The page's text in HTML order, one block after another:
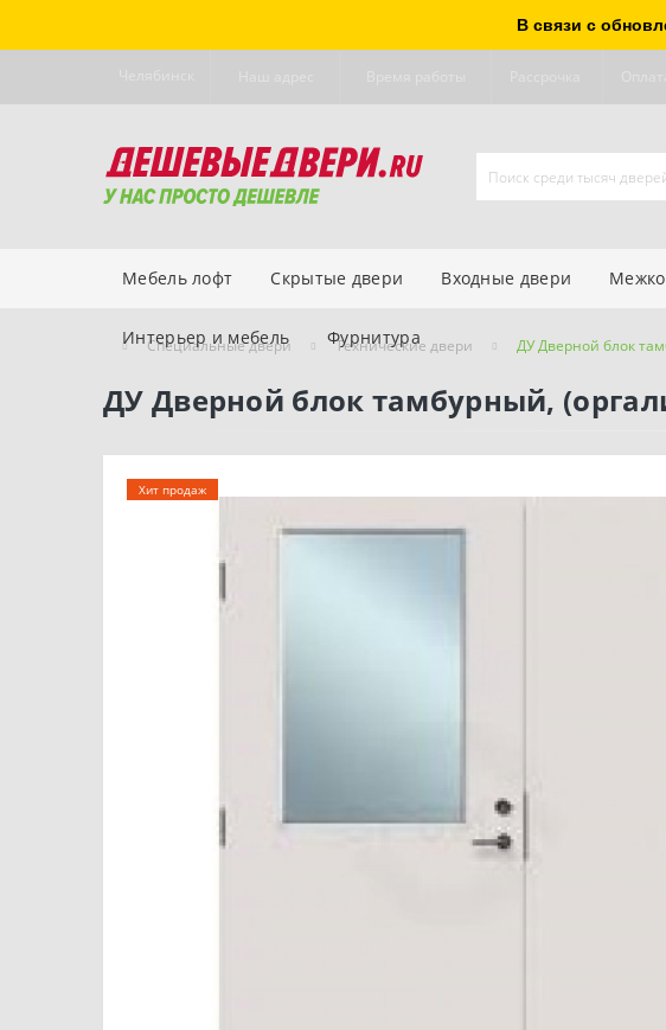
В связи с
Мебель лофт Скрытые двери Входные двери
Интерьер и мебель Фурнитура
Специальные двери Технические двери ДУ Дверной блок
ДУ Дверной блок тамбурный,
Хит продаж